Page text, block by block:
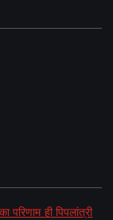
परिणाम ही पिपलांत्री